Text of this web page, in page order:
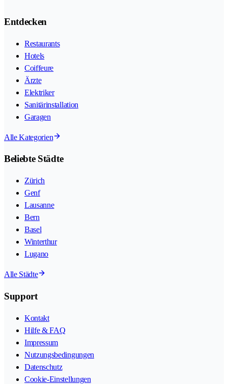
Entdecken
Restaurants
Hotels
Coiffeure
Ärzte
Elektriker
Sanitärinstallation
Garagen
Alle Kategorien
Beliebte Städte
Zürich
Genf
Lausanne
Bern
Basel
Winterthur
Lugano
Alle Städte
Support
Kontakt
Hilfe & FAQ
Impressum
Nutzungsbedingungen
Datenschutz
Cookie-Einstellungen